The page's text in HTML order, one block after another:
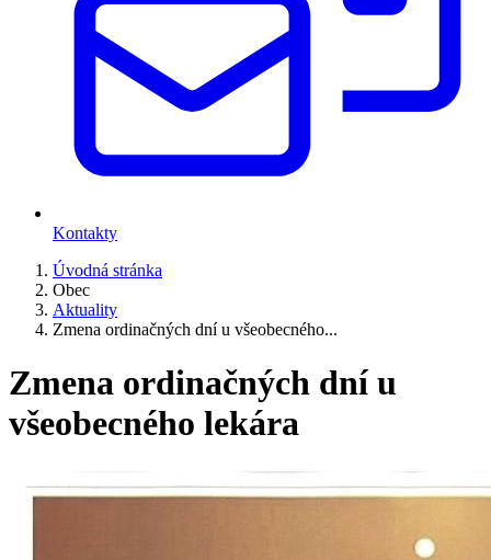
Kontakty
Úvodná stránka
Obec
Aktuality
Zmena ordinačných dní u všeobecného...
Zmena ordinačných dní u
všeobecného lekára